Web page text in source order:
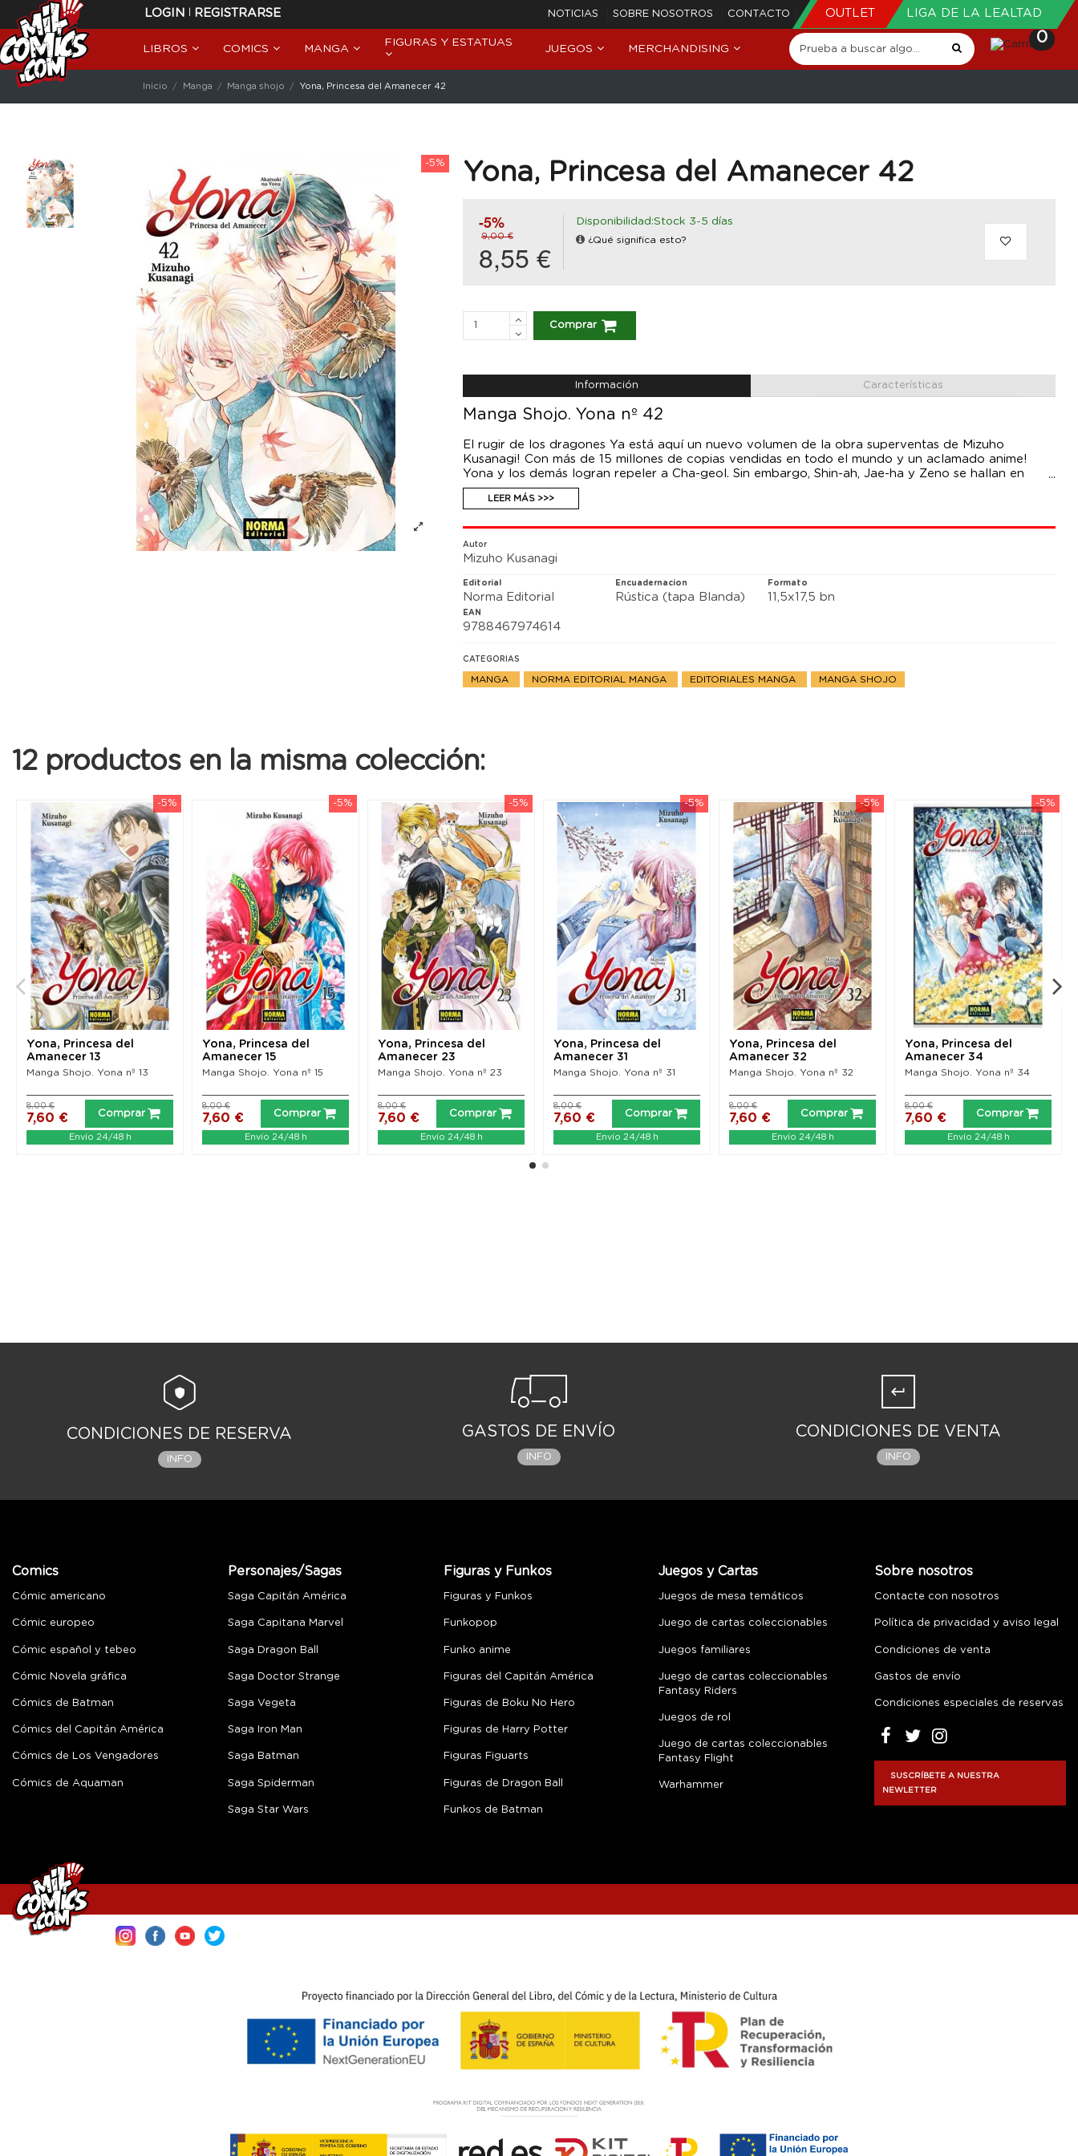
LOGIN | REGISTRARSE NOTICIAS SOBRE NOSOTROS CONTACTO OUTLET LIGA DE LA LEALTAD
LIBROS COMICS MANGA
FIGURAS Y ESTATUAS
JUEGOS MERCHANDISING
0
Inicio Manga Manga shojo Yona, Princesa del Amanecer 42
-5% Yona, Princesa del Amanecer 42
-5%
9,00 €
8,55 €
Disponibilidad:Stock 3-5 días
¿Qué significa esto?
Comprar
Información Características
Manga Shojo. Yona nº 42
El rugir de los dragones Ya está aquí un nuevo volumen de la obra superventas de Mizuho
Kusanagi! Con más de 15 millones de copias vendidas en todo el mundo y un aclamado anime!
Yona y los demás logran repeler a Cha-geol. Sin embargo, Shin-ah, Jae-ha y Zeno se hallan en
paradero desconocido. Y entonces es cuando Yona oye rugidos de dragones!
LEER MÁS >>>
Autor
Mizuho Kusanagi
Editorial
Norma Editorial
Encuadernacion
Rústica (tapa Blanda)
Formato
11,5x17,5 bn
EAN
9788467974614
CATEGORIAS
MANGA NORMA EDITORIAL MANGA EDITORIALES MANGA MANGA SHOJO
12 productos en la misma colección:
-5%
Yona, Princesa del
Amanecer 13
Manga Shojo. Yona nº 13
7,60 €
8,00 €
Comprar
Envío 24/48 h
-5%
Yona, Princesa del
Amanecer 15
Manga Shojo. Yona nº 15
7,60 €
8,00 €
Comprar
Envío 24/48 h
-5%
Yona, Princesa del
Amanecer 23
Manga Shojo. Yona nº 23
7,60 €
8,00 €
Comprar
Envío 24/48 h
-5%
Yona, Princesa del
Amanecer 31
Manga Shojo. Yona nº 31
7,60 €
8,00 €
Comprar
Envío 24/48 h
-5%
Yona, Princesa del
Amanecer 32
Manga Shojo. Yona nº 32
7,60 €
8,00 €
Comprar
Envío 24/48 h
-5%
Yona, Princesa del
Amanecer 34
Manga Shojo. Yona nº 34
7,60 €
8,00 €
Comprar
Envío 24/48 h
CONDICIONES DE RESERVA
INFO
GASTOS DE ENVÍO
INFO
CONDICIONES DE VENTA
INFO
Comics
Cómic americano
Cómic europeo
Cómic español y tebeo
Cómic Novela gráfica
Cómics de Batman
Cómics del Capitán América
Cómics de Los Vengadores
Cómics de Aquaman
Personajes/Sagas
Saga Capitán América
Saga Capitana Marvel
Saga Dragon Ball
Saga Doctor Strange
Saga Vegeta
Saga Iron Man
Saga Batman
Saga Spiderman
Saga Star Wars
Figuras y Funkos
Figuras y Funkos
Funkopop
Funko anime
Figuras del Capitán América
Figuras de Boku No Hero
Figuras de Harry Potter
Figuras Figuarts
Figuras de Dragon Ball
Funkos de Batman
Juegos y Cartas
Juegos de mesa temáticos
Juego de cartas coleccionables
Juegos familiares
Juego de cartas coleccionables
Fantasy Riders
Juegos de rol
Juego de cartas coleccionables
Fantasy Flight
Warhammer
Sobre nosotros
Contacte con nosotros
Política de privacidad y aviso legal
Condiciones de venta
Gastos de envío
Condiciones especiales de reservas
SUSCRÍBETE A NUESTRA
NEWLETTER